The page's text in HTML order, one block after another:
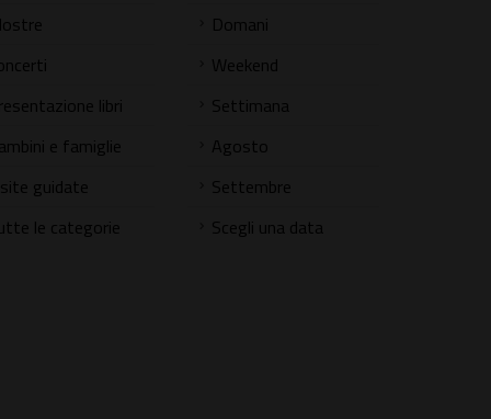
libri
e famiglie
guidate
le categorie
Domani
Weekend
Settimana
Agosto
Settembre
Scegli una data